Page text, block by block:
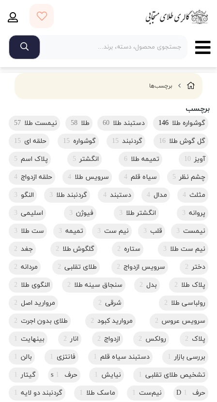
برچسب‌ها
برچسب
گوشواره طلا 146 دستبند طلا 60 طلا 58 نیمست طلا 57
گل گوش طلا 16 گردنبند 15 گوشواره 15 حلقه ای 15
آویز 10 تمیمه طلا 6 انگشتر 5 پلاک اسم 5
چشم نظر 5 سیاه قلم 4 سرویس طلا 4 حلقه ازدواج 4
مثلث 4 مدال 4 دستبند 4 گردنبند طلا 3 النگو 3
پروانه 3 انگشتر طلا 3 فیوژن 3 اسلیمی 3
نیمست 3 قلب 3 نیم ست 3 تمیمه 3 ست طلا 3
نیم ست طلا 3 ستاره 2 گلگوش طلا 2 جغد 2
دختر 2 سرویس ازدواج 2 طلای تقلبی 2 مردانه 2
پلاک طلا 2 بدل 2 سنجاق سینه طلا 2 النگوی طلا 2
رولباسی طلا 2 شرقی 2 مروارید اصل 2
سرویس عروس 2 مروارید کبود 2 طلای بدون اجرت 2
پلاک 2 رولکس 2 ازدواج 2 انار 2 بینهایت 1
بررسی بازار 1 دستبند سیاه قلم 1 فانتزی 1 بالن 1
تشخیص طلای تقلبی 1 نیایش 1 حرف s 1 گیتار 1
حرف D
1 نیم‌ست 1 ماسک طلا 1 گردنبند دو لایه 1